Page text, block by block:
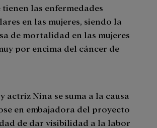
las enfermedades
en las mujeres, siendo la
de mortalidad en las mujeres
por encima del cáncer de
actriz Nina se suma a la causa
en embajadora del proyecto
de dar visibilidad a la labor